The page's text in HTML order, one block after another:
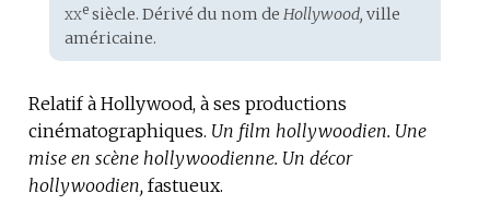
Étymologie
:
xxesiècle. Dérivé du nom de Hollywood, ville
américaine.
Relatif à Hollywood, à ses productions
cinématographiques. Un film hollywoodien. Une
mise en scène hollywoodienne. Un décor
hollywoodien, fastueux.